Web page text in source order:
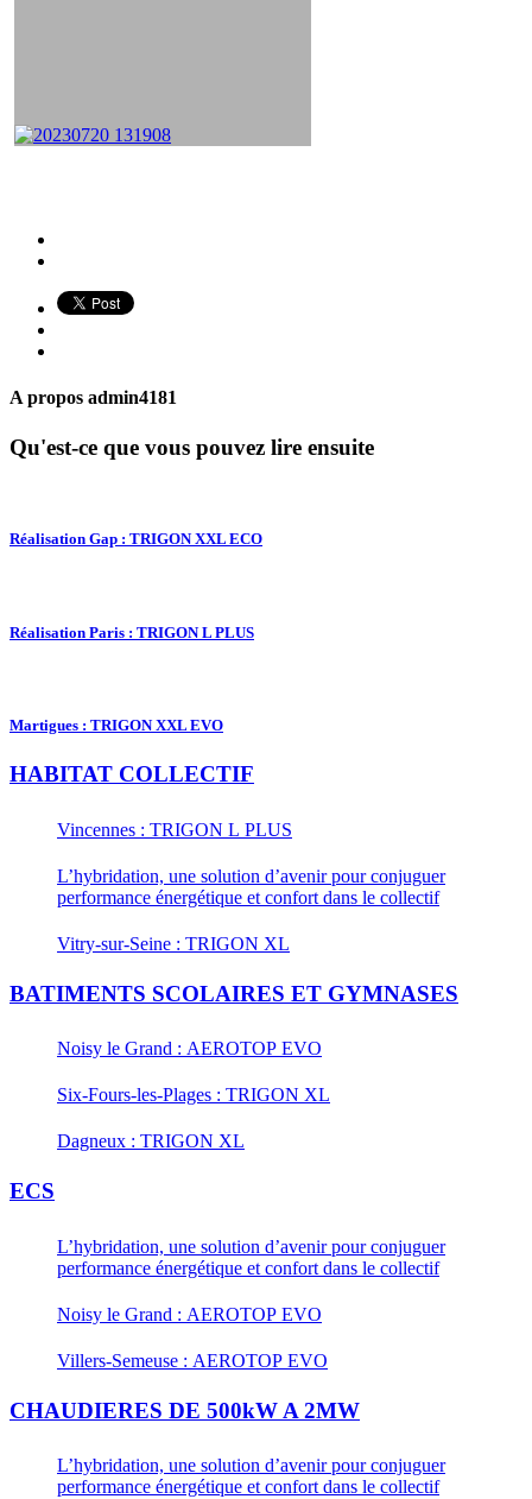
A propos admin4181
Qu'est-ce que vous pouvez lire ensuite
Réalisation Gap : TRIGON XXL ECO
Réalisation Paris : TRIGON L PLUS
Martigues : TRIGON XXL EVO
HABITAT COLLECTIF
Vincennes : TRIGON L PLUS
L’hybridation, une solution d’avenir pour conjuguer
performance énergétique et confort dans le collectif
Vitry-sur-Seine : TRIGON XL
BATIMENTS SCOLAIRES ET GYMNASES
Noisy le Grand : AEROTOP EVO
Six-Fours-les-Plages : TRIGON XL
Dagneux : TRIGON XL
ECS
L’hybridation, une solution d’avenir pour conjuguer
performance énergétique et confort dans le collectif
Noisy le Grand : AEROTOP EVO
Villers-Semeuse : AEROTOP EVO
CHAUDIERES DE 500kW A 2MW
L’hybridation, une solution d’avenir pour conjuguer
performance énergétique et confort dans le collectif